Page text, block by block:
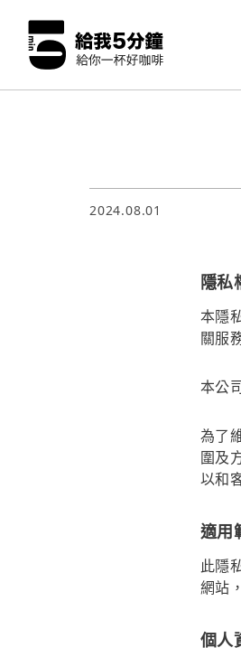
2024.08.01
隱私
本隱
關服
本公
為了
圍及
以和
適用
此隱
網站
個人